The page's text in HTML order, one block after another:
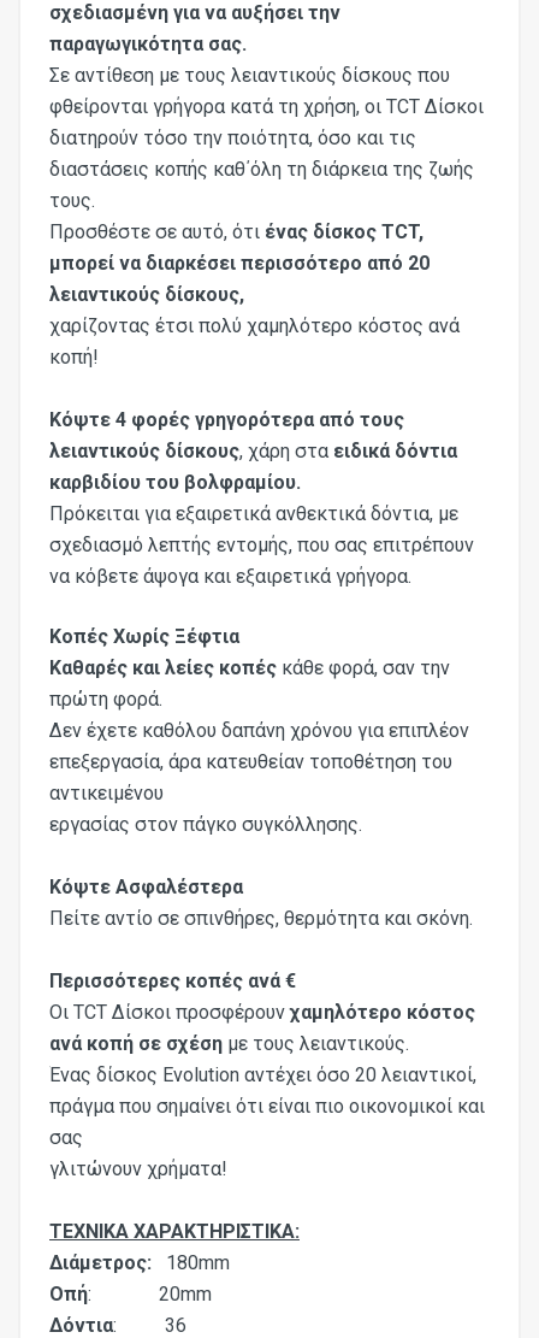
σχεδιασμένη για να αυξήσει την
παραγωγικότητα σας.
Σε αντίθεση με τους λειαντικούς δίσκους που
φθείρονται γρήγορα κατά τη χρήση, οι TCT Δίσκοι
διατηρούν τόσο την ποιότητα, όσο και τις
διαστάσεις κοπής καθ΄όλη τη διάρκεια της ζωής
τους.
Προσθέστε σε αυτό, ότι ένας δίσκος TCT,
μπορεί να διαρκέσει περισσότερο από 20
λειαντικούς δίσκους,
χαρίζοντας έτσι πολύ χαμηλότερο κόστος ανά
κοπή!
Κόψτε 4 φορές γρηγορότερα από τους
λειαντικούς δίσκους, χάρη στα ειδικά δόντια
καρβιδίου του βολφραμίου.
Πρόκειται για εξαιρετικά ανθεκτικά δόντια, με
σχεδιασμό λεπτής εντομής, που σας επιτρέπουν
να κόβετε άψογα και εξαιρετικά γρήγορα.
Κοπές Χωρίς Ξέφτια
Καθαρές και λείες κοπές κάθε φορά, σαν την
πρώτη φορά.
Δεν έχετε καθόλου δαπάνη χρόνου για επιπλέον
επεξεργασία, άρα κατευθείαν τοποθέτηση του
αντικειμένου
εργασίας στον πάγκο συγκόλλησης.
Κόψτε Ασφαλέστερα
Πείτε αντίο σε σπινθήρες, θερμότητα και σκόνη.
Περισσότερες κοπές ανά €
Οι TCT Δίσκοι προσφέρουνχαμηλότερο κόστος
ανά κοπή σε σχέση με τους λειαντικούς.
Ένας δίσκος Evolution αντέχει όσο 20 λειαντικοί,
πράγμα που σημαίνει ότι είναι πιο οικονομικοί και
σας
γλιτώνουν χρήματα!
ΤΕΧΝΙΚΑ ΧΑΡΑΚΤΗΡΙΣΤΙΚΑ:
Διάμετρος:
180mm
Οπή: 20mm
Δόντια: 36